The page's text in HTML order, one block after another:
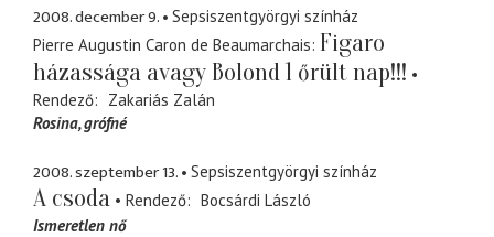
2008. december 9.
Sepsiszentgyörgyi színház
Pierre Augustin Caron de Beaumarchais Figaro
házassága avagy Bolond 1 őrült nap!!!
Rendező
Zakariás Zalán
Rosina grófné
2008. szeptember 13. Sepsiszentgyörgyi színház
A csoda Rendező
Bocsárdi László
Ismeretlen nő